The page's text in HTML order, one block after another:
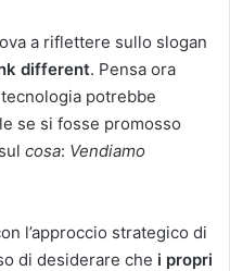
a riflettere sullo slogan
different. Pensa ora
potrebbe
se si fosse promosso
cosa: Vendiamo
l’approccio strategico di
di desiderare che i propri